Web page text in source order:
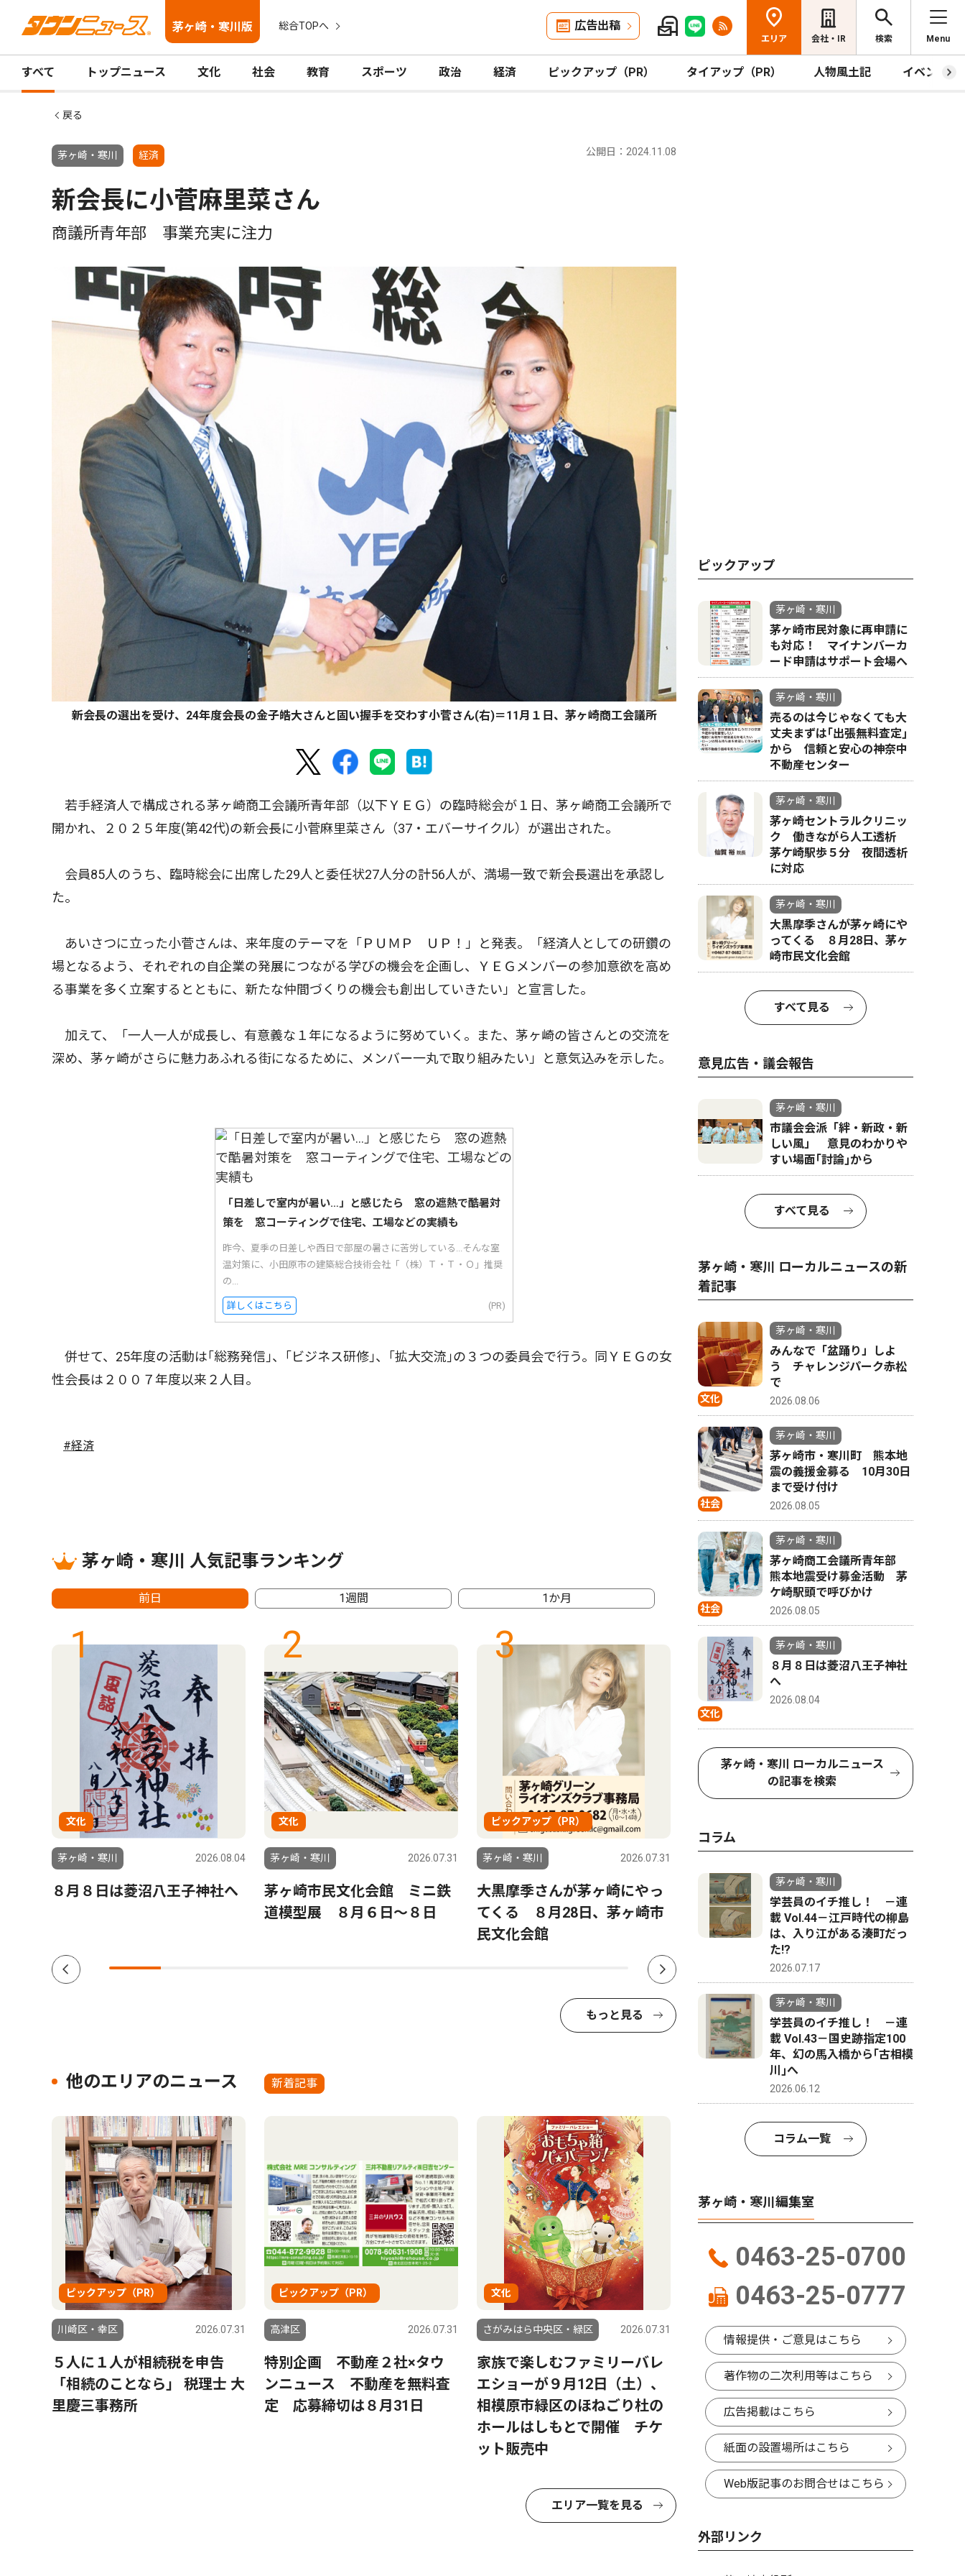
茅ヶ崎・寒川版 総合TOPへ 広告出稿
エリア 会社・IR 検索 Menu
すべて トップニュース 文化 社会 教育 スポーツ 政治 経済 ピックアップ（PR） タイアップ（PR） 人物風土記 イベント
戻る
茅ヶ崎・寒川 経済 公開日：2024.11.08
新会長に小菅麻里菜さん
商議所青年部 事業充実に注力
新会長の選出を受け、24年度会長の金子皓大さんと固い握手を交わす小菅さん(右)＝11月１日、茅ヶ崎商工会議所
若手経済人で構成される茅ヶ崎商工会議所青年部（以下ＹＥＧ）の臨時総会が１日、茅ヶ崎商工会議所で
開かれ、２０２５年度(第42代)の新会長に小菅麻里菜さん（37・エバーサイクル）が選出された。
会員85人のうち、臨時総会に出席した29人と委任状27人分の計56人が、満場一致で新会長選出を承認し
た。
あいさつに立った小菅さんは、来年度のテーマを「ＰＵＭＰ ＵＰ！」と発表。「経済人としての研鑽の
場となるよう、それぞれの自企業の発展につながる学びの機会を企画し、ＹＥＧメンバーの参加意欲を高め
る事業を多く立案するとともに、新たな仲間づくりの機会も創出していきたい」と宣言した。
加えて、「一人一人が成長し、有意義な１年になるように努めていく。また、茅ヶ崎の皆さんとの交流を
深め、茅ヶ崎がさらに魅力あふれる街になるために、メンバー一丸で取り組みたい」と意気込みを示した。
「日差しで室内が暑い…」と感じたら 窓の遮熱で酷暑対
策を 窓コーティングで住宅、工場などの実績も
昨今、夏季の日差しや西日で部屋の暑さに苦労している...そんな室
温対策に、小田原市の建築総合技術会社「（株）Ｔ・Ｔ・Ｏ」推奨
の...
詳しくはこちら (PR)
併せて、25年度の活動は｢総務発信｣、｢ビジネス研修｣、｢拡大交流｣の３つの委員会で行う。同ＹＥＧの女
性会長は２００７年度以来２人目。
#経済
茅ヶ崎・寒川 人気記事ランキング
前日 1週間 1か月
1
文化
茅ヶ崎・寒川 2026.08.04
８月８日は菱沼八王子神社へ
2
文化
茅ヶ崎・寒川 2026.07.31
茅ヶ崎市民文化会館 ミニ鉄
道模型展 ８月６日〜８日
3
ピックアップ（PR）
茅ヶ崎・寒川 2026.07.31
大黒摩季さんが茅ヶ崎にやっ
てくる ８月28日、茅ヶ崎市
民文化会館
4
寒川神社参集殿で夏祭り 盆
踊りや縁日で活気
出馬表
か
もっと見る
他のエリアのニュース 新着記事
ピックアップ（PR）
川崎区・幸区 2026.07.31
５人に１人が相続税を申告
「相続のことなら」 税理士 大
里慶三事務所
ピックアップ（PR）
高津区 2026.07.31
特別企画 不動産２社×タウ
ンニュース 不動産を無料査
定 応募締切は８月31日
文化
さがみはら中央区・緑区 2026.07.31
家族で楽しむファミリーバレ
エショーが９月12日（土）、
相模原市緑区のほねごり杜の
ホールはしもとで開催 チケ
ット販売中
エリア一覧を見る
ピックアップ
茅ヶ崎・寒川
茅ヶ崎市民対象に再申請に
も対応！ マイナンバーカ
ード申請はサポート会場へ
茅ヶ崎・寒川
売るのは今じゃなくても大
丈夫まずは｢出張無料査定｣
から 信頼と安心の神奈中
不動産センター
茅ヶ崎・寒川
茅ヶ崎セントラルクリニッ
ク 働きながら人工透析
茅ケ崎駅歩５分 夜間透析
に対応
茅ヶ崎・寒川
大黒摩季さんが茅ヶ崎にや
ってくる ８月28日、茅ヶ
崎市民文化会館
すべて見る
意見広告・議会報告
茅ヶ崎・寒川
市議会会派「絆・新政・新
しい風」 意見のわかりや
すい場面｢討論｣から
すべて見る
茅ヶ崎・寒川 ローカルニュースの新
着記事
文化
茅ヶ崎・寒川
みんなで「盆踊り」しよ
う チャレンジパーク赤松
で
2026.08.06
社会
茅ヶ崎・寒川
茅ヶ崎市・寒川町 熊本地
震の義援金募る 10月30日
まで受け付け
2026.08.05
社会
茅ヶ崎・寒川
茅ヶ崎商工会議所青年部
熊本地震受け募金活動 茅
ケ崎駅頭で呼びかけ
2026.08.05
文化
茅ヶ崎・寒川
８月８日は菱沼八王子神社
へ
2026.08.04
茅ヶ崎・寒川 ローカルニュース
の記事を検索
コラム
茅ヶ崎・寒川
学芸員のイチ推し！ －連
載 Vol.44－江戸時代の柳島
は、入り江がある湊町だっ
た!?
2026.07.17
茅ヶ崎・寒川
学芸員のイチ推し！ －連
載 Vol.43－国史跡指定100
年、幻の馬入橋から｢古相模
川｣へ
2026.06.12
コラム一覧
茅ヶ崎・寒川編集室
0463-25-0700
0463-25-0777
情報提供・ご意見はこちら
著作物の二次利用等はこちら
広告掲載はこちら
紙面の設置場所はこちら
Web版記事のお問合せはこちら
外部リンク